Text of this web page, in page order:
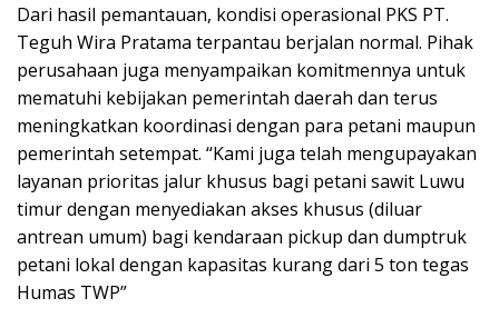
Dari hasil pemantauan, kondisi operasional PKS PT.
Teguh Wira Pratama terpantau berjalan normal. Pihak
perusahaan juga menyampaikan komitmennya untuk
mematuhi kebijakan pemerintah daerah dan terus
meningkatkan koordinasi dengan para petani maupun
pemerintah setempat. “Kami juga telah mengupayakan
layanan prioritas jalur khusus bagi petani sawit Luwu
timur dengan menyediakan akses khusus (diluar
antrean umum) bagi kendaraan pickup dan dumptruk
petani lokal dengan kapasitas kurang dari 5 ton tegas
Humas TWP”